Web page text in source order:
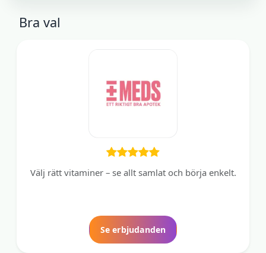
Bra val
Välj rätt vitaminer – se allt samlat och börja enkelt.
Se erbjudanden